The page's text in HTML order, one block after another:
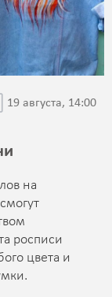
19 августа, 14:00
на
росписи
цвета и